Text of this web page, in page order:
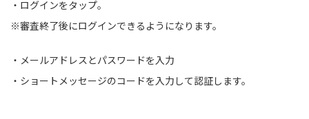
・ログインをタップ。
※審査終了後にログインできるようになります。
・メールアドレスとパスワードを入力
・ショートメッセージのコードを入力して認証します。